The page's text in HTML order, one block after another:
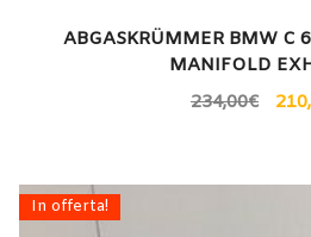
ABGASKRÜMMER BMW C
MANIFOLD
234,00€
In offerta!